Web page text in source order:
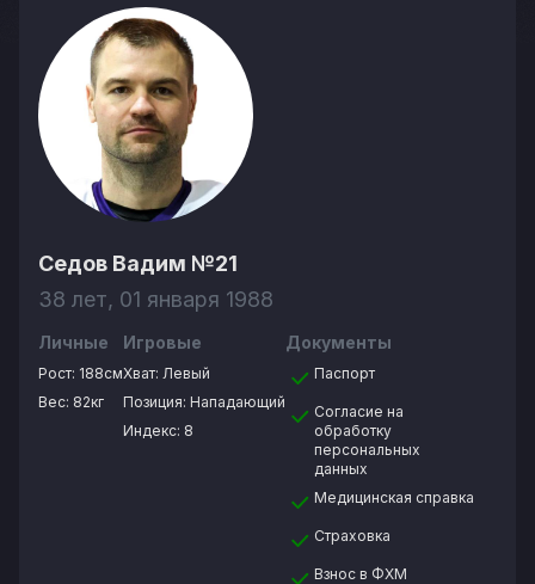
Седов Вадим №21
38 лет, 01 января 1988
Личные
Рост: 188см
Вес: 82кг
Игровые
Хват: Левый
Позиция: Нападающий
Индекс: 8
Документы
Паспорт
Согласие на
обработку
персональных
данных
Медицинская справка
Страховка
Взнос в ФХМ